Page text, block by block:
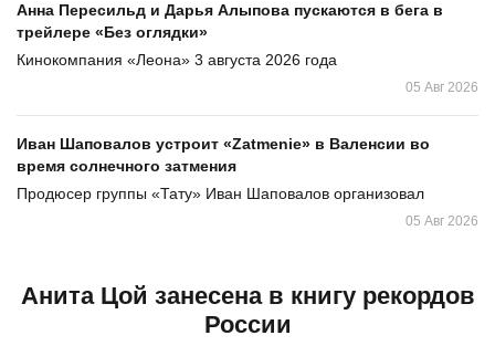
Анна Пересильд и Дарья Алыпова пускаются в бега в
трейлере «Без оглядки»
Кинокомпания «Леона» 3 августа 2026 года
05 Авг 2026
Иван Шаповалов устроит «Zatmenie» в Валенсии во
время солнечного затмения
Продюсер группы «Тату» Иван Шаповалов организовал
05 Авг 2026
Анита Цой занесена в книгу рекордов
России